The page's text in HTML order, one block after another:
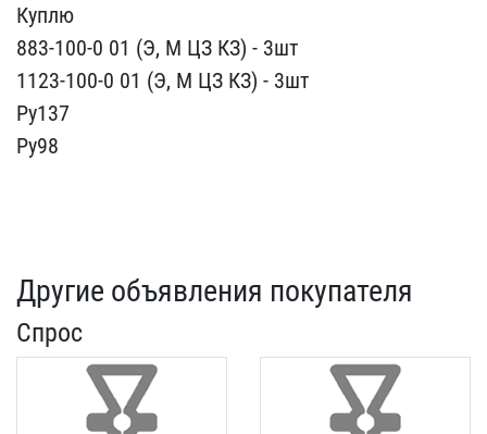
Куплю
883-100-0 01 (Э​, М ЦЗ КЗ) - 3шт
1123-10​0-0 01 (Э, М ЦЗ КЗ) - 3ш​т
Ру137
Ру98
Другие объявления покупателя
Спрос